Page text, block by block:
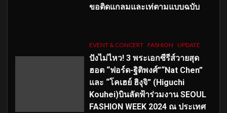
ขอติดแกลมและเท่ตามแบบฉบับ
EVENT & CONCERT FASHION UPDATE
ปังไม่ไหว! 3 พระเอกซีรีส์วายสุด
ฮอต “ฟอร์ด-ฐิติพงศ์”“Nat Chen”
และ “โคเฮย์ ฮิงุจิ” (Higuchi
Kouhei)บินลัดฟ้าร่วมงาน SEOUL
FASHION WEEK 2024 ณ ประเทศ